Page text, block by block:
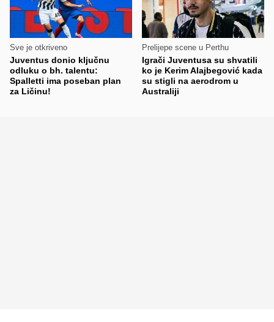
Sve je otkriveno
Juventus donio ključnu
odluku o bh. talentu:
Spalletti ima poseban plan
za Ličinu!
Prelijepe scene u Perthu
Igrači Juventusa su shvatili
ko je Kerim Alajbegović kada
su stigli na aerodrom u
Australiji